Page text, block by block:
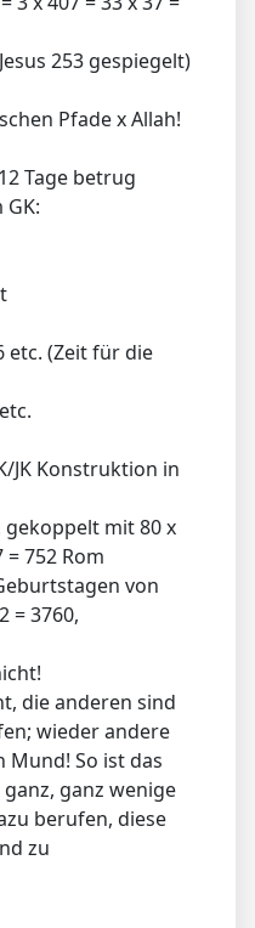
253 gespiegelt)
Pfade x Allah!
Tage betrug
etc. (Zeit für die
JK Konstruktion in
gekoppelt mit 80 x
= 752 Rom
von
= 3760,
die anderen sind
wieder andere
So ist das
ganz wenige
berufen, diese
zu